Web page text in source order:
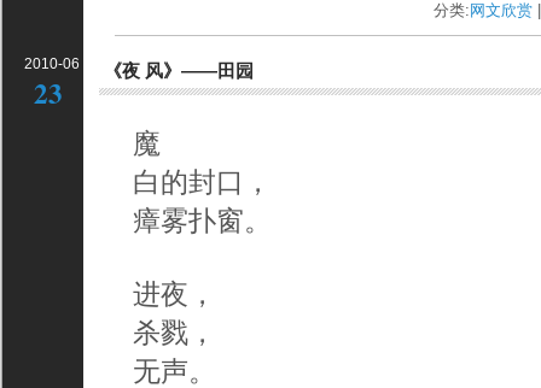
分类: 网文欣赏
2010-06
23
《夜 风》——田园
魔
白的封口，
瘴雾扑窗。
进夜，
杀戮，
无声。